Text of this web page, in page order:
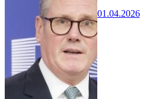
01.04.2026